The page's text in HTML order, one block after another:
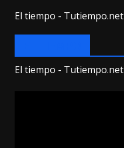
El tiempo - Tutiempo.net
El tiempo - Tutiempo.net